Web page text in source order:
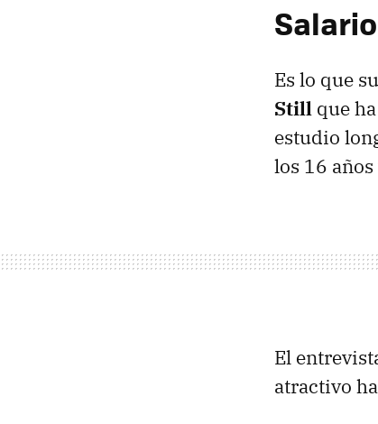
Es lo que
Still que
estudio
los 16
El
atractivo